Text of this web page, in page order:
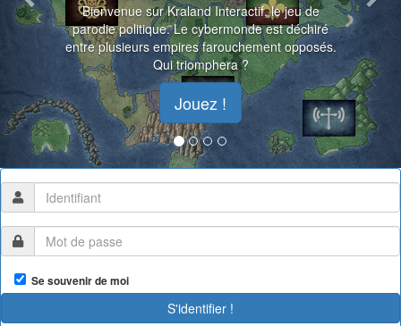
Bienvenue sur Kraland Interactif, le jeu de
parodie politique. Le cybermonde est déchiré
entre plusieurs empires farouchement opposés.
Qui triomphera ?
Jouez !
Se souvenir de moi